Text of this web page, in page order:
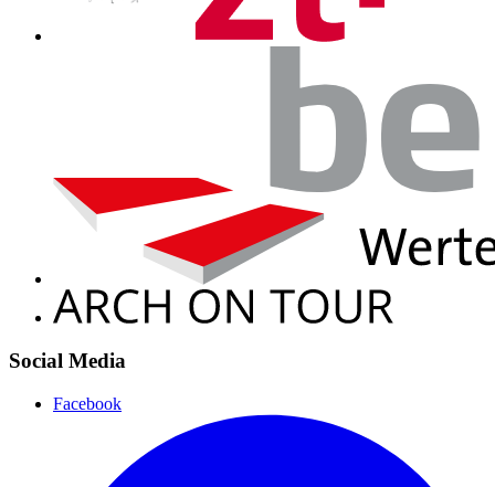
Social Media
Facebook